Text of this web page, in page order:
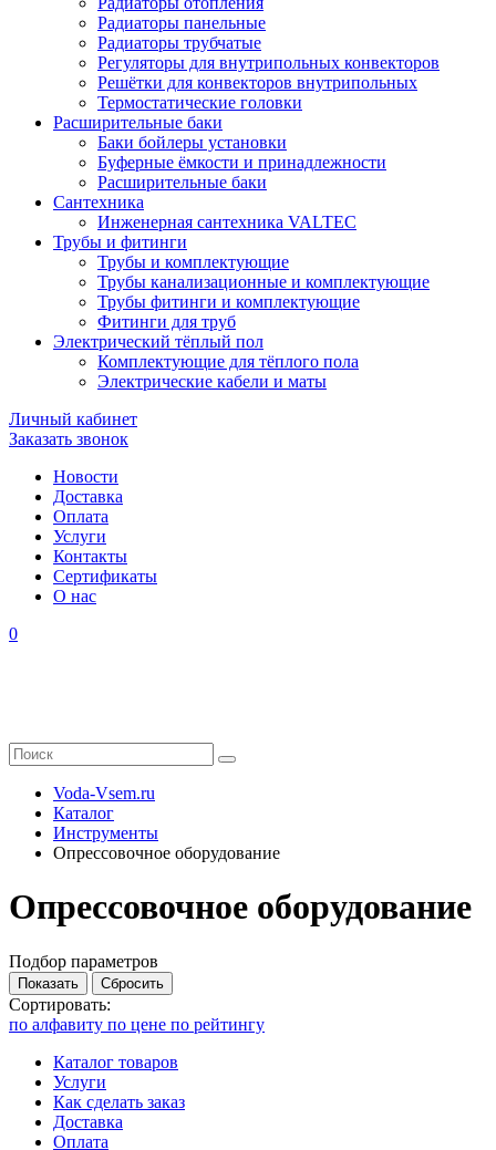
Радиаторы панельные
Радиаторы трубчатые
Регуляторы для внутрипольных конвекторов
Решётки для конвекторов внутрипольных
Термостатические головки
Расширительные баки
Баки бойлеры установки
Буферные ёмкости и принадлежности
Расширительные баки
Сантехника
Инженерная сантехника VALTEC
Трубы и фитинги
Трубы и комплектующие
Трубы канализационные и комплектующие
Трубы фитинги и комплектующие
Фитинги для труб
Электрический тёплый пол
Комплектующие для тёплого пола
Электрические кабели и маты
Личный кабинет
Заказать звонок
Новости
Доставка
Оплата
Услуги
Контакты
Cертификаты
О нас
0
Voda-Vsem.ru
Каталог
Инструменты
Опрессовочное оборудование
Опрессовочное оборудование
Подбор параметров
Показать Сбросить
Сортировать:
по алфавиту по цене по рейтингу
Каталог товаров
Услуги
Как сделать заказ
Доставка
Оплата